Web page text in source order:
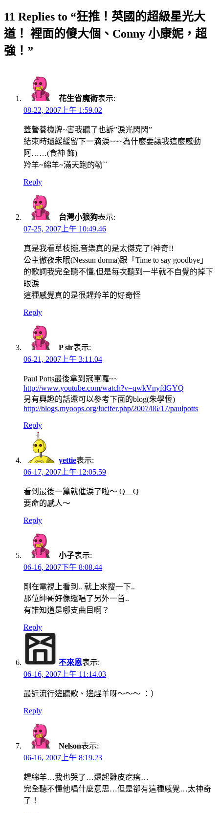
11 Replies to “狂推！英國的超級星光大
道！ 裡面的傻大個、Conny 小康妮，超
強！”
花生省魔術表示:
08-22, 2007上午 1:59.02
蓋營養機牌~害我聽了也訴”淚光閃閃”
結束時還緩緩留下一滴淚~~~為什麼要讓我這麼感動
阿……(食神 飾)
羚羊~綿羊~滿天跑的勒ˋˊ
Reply
台灣小狼狗表示:
07-25, 2007上午 10:49.46
真是我看草枝擺,音樂真的是太傑克了!神奇!!
公主徹夜未眠(Nessun dorma)跟「Time to say goodbye」
的歌詞我完全聽不懂,但是每次聽到一半就不自覺的掉下
眼淚
這種感覺真的是很趕羚羊的好奇怪
Reply
P sir表示:
06-21, 2007上午 3:11.04
Paul Potts最後拿到冠軍囉~~
http://www.youtube.com/watch?v=qwkVnyfdGYQ
另有興趣的話還可以參考下面的blog(朱學恆)
http://blogs.myoops.org/lucifer.php/2007/06/17/paulpotts
Reply
yettie表示:
06-17, 2007上午 12:05.59
看到最後一篇就催淚了啦～ Q＿Q
要命的感人～
Reply
小子表示:
06-16, 2007下午 8:08.44
剛在電視上看到.. 就上來搜一下..
那位帥哥好像還唱了另外一首..
有誰知道是哪支曲目啊？
Reply
不來恩表示:
06-16, 2007上午 11:14.03
最近流行邊聽歌、邊趕羊呀～～～ ：）
Reply
Nelson表示:
06-16, 2007上午 8:19.23
趕綿羊…我也哭了…還起雞皮疙瘩…
完全聽不懂他唱什麼意思…但是卻有這種感覺…太神奇
了！